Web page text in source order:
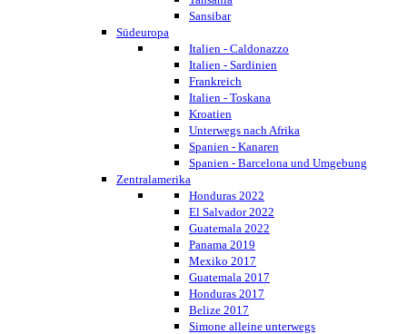
Sansibar
Südeuropa
Italien - Caldonazzo
Italien - Sardinien
Frankreich
Italien - Toskana
Kroatien
Unterwegs nach Afrika
Spanien - Kanaren
Spanien - Barcelona und Umgebung
Zentralamerika
Honduras 2022
El Salvador 2022
Guatemala 2022
Panama 2019
Mexiko 2017
Guatemala 2017
Honduras 2017
Belize 2017
Simone alleine unterwegs